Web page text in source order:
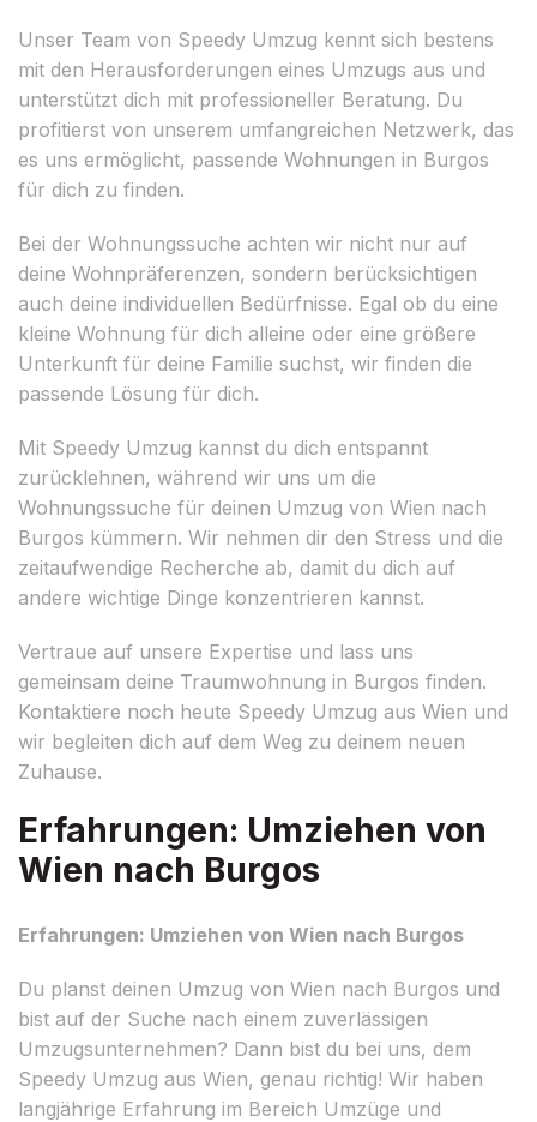
Unser Team von Speedy Umzug kennt sich bestens
mit den Herausforderungen eines Umzugs aus und
unterstützt dich mit professioneller Beratung. Du
profitierst von unserem umfangreichen Netzwerk, das
es uns ermöglicht, passende Wohnungen in Burgos
für dich zu finden.
Bei der Wohnungssuche achten wir nicht nur auf
deine Wohnpräferenzen, sondern berücksichtigen
auch deine individuellen Bedürfnisse. Egal ob du eine
kleine Wohnung für dich alleine oder eine größere
Unterkunft für deine Familie suchst, wir finden die
passende Lösung für dich.
Mit Speedy Umzug kannst du dich entspannt
zurücklehnen, während wir uns um die
Wohnungssuche für deinen Umzug von Wien nach
Burgos kümmern. Wir nehmen dir den Stress und die
zeitaufwendige Recherche ab, damit du dich auf
andere wichtige Dinge konzentrieren kannst.
Vertraue auf unsere Expertise und lass uns
gemeinsam deine Traumwohnung in Burgos finden.
Kontaktiere noch heute Speedy Umzug aus Wien und
wir begleiten dich auf dem Weg zu deinem neuen
Zuhause.
Erfahrungen: Umziehen von
Wien nach Burgos
Erfahrungen: Umziehen von Wien nach Burgos
Du planst deinen Umzug von Wien nach Burgos und
bist auf der Suche nach einem zuverlässigen
Umzugsunternehmen? Dann bist du bei uns, dem
Speedy Umzug aus Wien, genau richtig! Wir haben
langjährige Erfahrung im Bereich Umzüge und